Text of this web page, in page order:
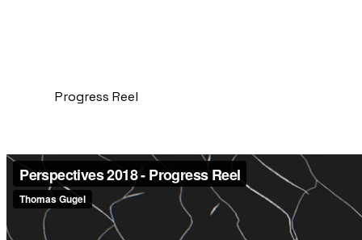
Progress Reel